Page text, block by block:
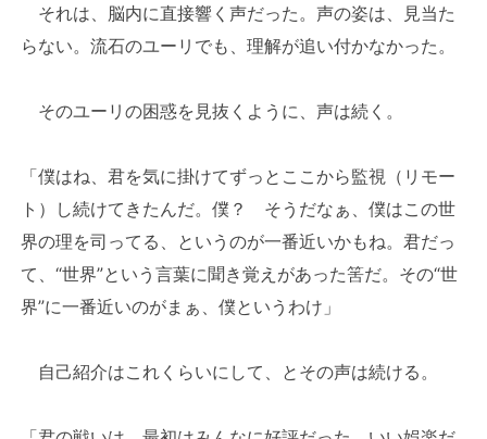
それは、脳内に直接響く声だった。声の姿は、見当た
らない。流石のユーリでも、理解が追い付かなかった。
そのユーリの困惑を見抜くように、声は続く。
「僕はね、君を気に掛けてずっとここから監視（リモー
ト）し続けてきたんだ。僕？ そうだなぁ、僕はこの世
界の理を司ってる、というのが一番近いかもね。君だっ
て、“世界”という言葉に聞き覚えがあった筈だ。その“世
界”に一番近いのがまぁ、僕というわけ」
自己紹介はこれくらいにして、とその声は続ける。